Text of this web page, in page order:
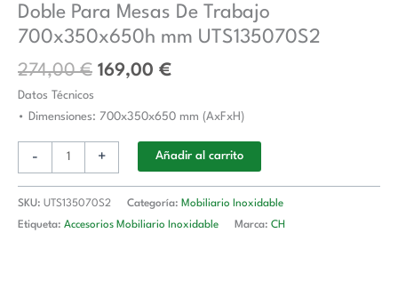
Doble Para Mesas De Trabajo
700x350x650h mm UTS135070S2
274,00€ 169,00 €
Datos Técnicos
• Dimensiones: 700x350x650 mm (AxFxH)
-
Para
Mesas
Trabajo
700x350x650h
mm
UTS135070S2
cantidad
+ Añadir al carrito
SKU: UTS135070S2 Categoría: Mobiliario Inoxidable
Etiqueta: Accesorios Mobiliario Inoxidable Marca: CH